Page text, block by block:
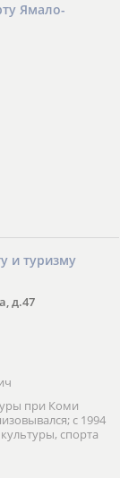
Ямало-
и туризму
д.47
при Коми
с 1994
спорта